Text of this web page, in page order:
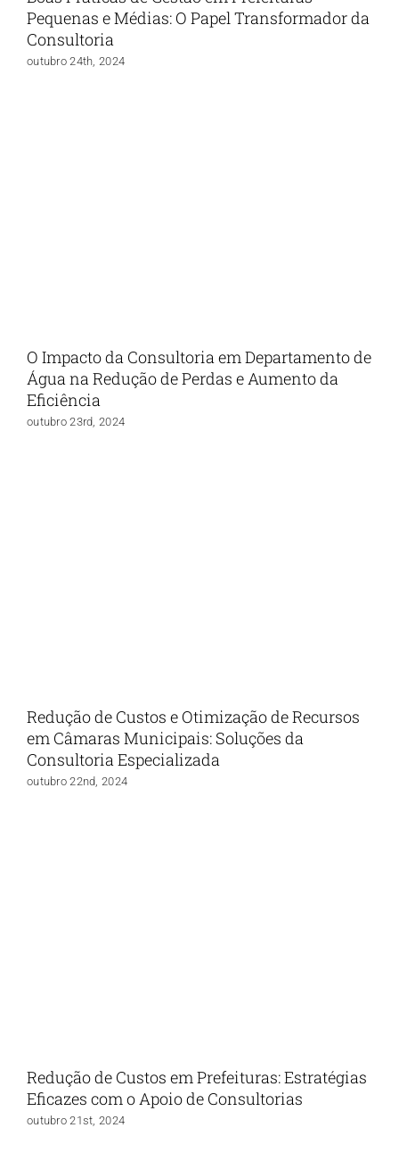
Pequenas e Médias: O Papel Transformador da
Consultoria
outubro 24th, 2024
O Impacto da Consultoria em Departamento de
Água na Redução de Perdas e Aumento da
Eficiência
outubro 23rd, 2024
Redução de Custos e Otimização de Recursos
em Câmaras Municipais: Soluções da
Consultoria Especializada
outubro 22nd, 2024
Redução de Custos em Prefeituras: Estratégias
Eficazes com o Apoio de Consultorias
outubro 21st, 2024